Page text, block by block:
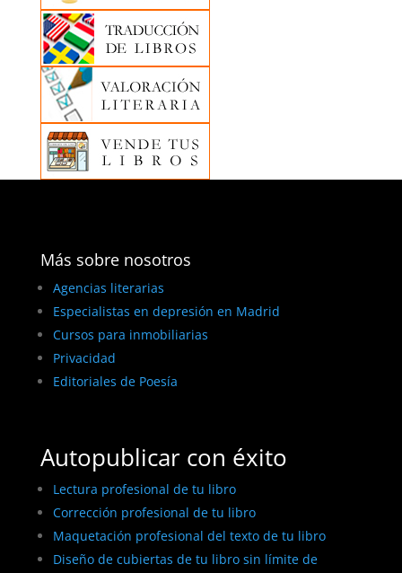
Más sobre nosotros
Agencias literarias
Especialistas en depresión en Madrid
Cursos para inmobiliarias
Privacidad
Editoriales de Poesía
Autopublicar con éxito
Lectura profesional de tu libro
Corrección profesional de tu libro
Maquetación profesional del texto de tu libro
Diseño de cubiertas de tu libro sin límite de